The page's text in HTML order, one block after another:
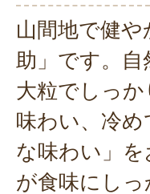
山間地で健
助」です。
大粒でしっ
味わい、冷
な味わい」
が食味にし